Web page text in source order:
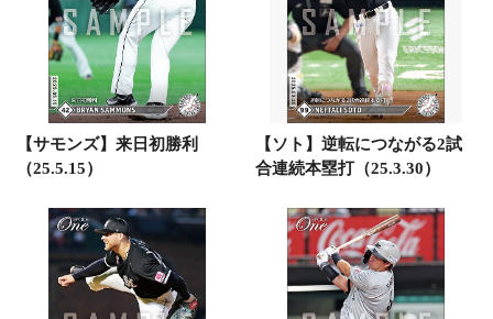
【サモンズ】来日初勝利
（25.5.15）
【ソト】逆転につながる2試
合連続本塁打（25.3.30）